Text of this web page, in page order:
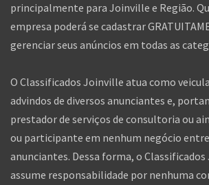
principalmente para Joinville e Região.
empresa poderá se cadastrar
gerenciar seus anúncios em todas as
O Classificados Joinville atua como
advindos de diversos anunciantes e,
prestador de serviços de consultoria ou
ou participante em nenhum negócio entre
anunciantes. Dessa forma, o
assume responsabilidade por nenhuma